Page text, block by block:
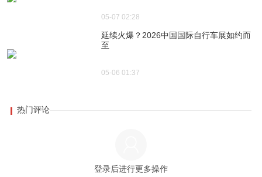
05-07 02:28
延续火爆？2026中国国际自行车展如约而
至
05-06 01:37
热门评论
登录后进行更多操作